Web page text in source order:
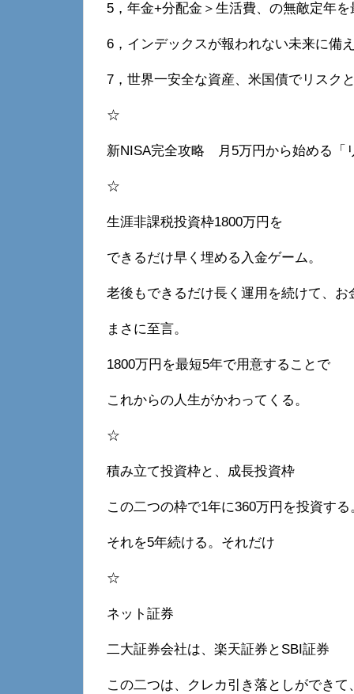
5，年金+分配金＞生活費、の無敵定年
6，インデックスが報われない未来に備
7，世界一安全な資産、米国債でリスク
☆
新NISA完全攻略 月5万円から始める
☆
生涯非課税投資枠1800万円を
できるだけ早く埋める入金ゲーム。
老後もできるだけ長く運用を続けて、
まさに至言。
1800万円を最短5年で用意することで
これからの人生がかわってくる。
☆
積み立て投資枠と、成長投資枠
この二つの枠で1年に360万円を投資する
それを5年続ける。それだけ
☆
ネット証券
二大証券会社は、楽天証券とSBI証券
この二つは、クレカ引き落としができ